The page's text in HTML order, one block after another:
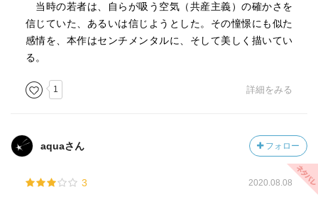
当時の若者は、自らが吸う空気（共産主義）の確かさを
信じていた、あるいは信じようとした。その憧憬にも似た
感情を、本作はセンチメンタルに、そして美しく描いてい
る。
1 詳細をみる
aquaさん フォロー
3 2020.08.08